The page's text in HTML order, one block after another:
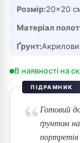
Розмір:20×20
Матеріал
Ґрунт:
В наявності на
ПІДРАМНИК
Готовий
ґрунтом